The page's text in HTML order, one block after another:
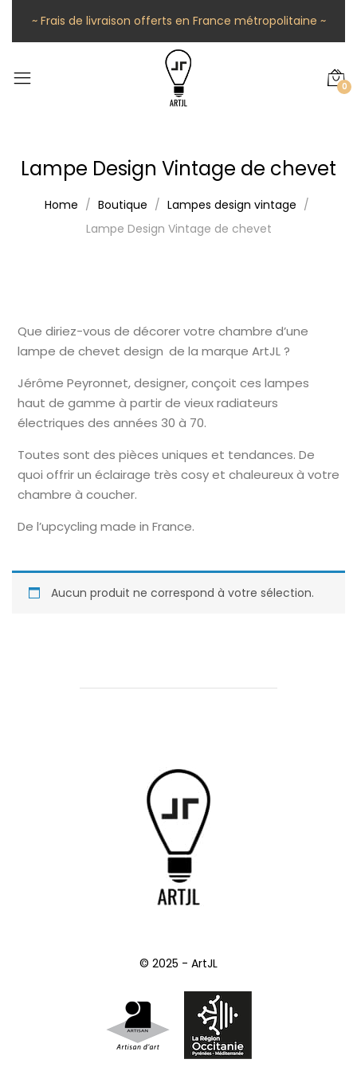
~ Frais de livraison offerts en France métropolitaine ~
0
Lampe Design Vintage de chevet
Home Boutique
Lampes design vintage
Lampe Design Vintage de chevet
Que diriez-vous de décorer votre chambre d’une
lampe de chevet design de la marque ArtJL ?
Jérôme Peyronnet, designer, conçoit ces lampes
haut de gamme à partir de vieux radiateurs
électriques des années 30 à 70.
Toutes sont des pièces uniques et tendances. De
quoi offrir un éclairage très cosy et chaleureux à votre
chambre à coucher.
De l’upcycling made in France.
Aucun produit ne correspond à votre sélection.
© 2025 - ArtJL